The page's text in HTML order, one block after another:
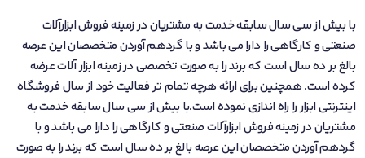
با بیش از سی سال سابقه خدمت به مشتریان در زمینه فروش ابزارآلات
صنعتی و کارگاهی را دارا می باشد و با گردهم آوردن متخصصان این عرصه
بالغ بر ده سال است که برند را به صورت تخصصی در زمینه ابزار آلات عرضه
کرده است. همچنین برای ارائه هرچه تمام تر فعالیت خود از سال فروشگاه
اینترنتی ابزار را راه اندازی نموده است.با بیش از سی سال سابقه خدمت به
مشتریان در زمینه فروش ابزارآلات صنعتی و کارگاهی را دارا می باشد و با
گردهم آوردن متخصصان این عرصه بالغ بر ده سال است که برند را به صورت